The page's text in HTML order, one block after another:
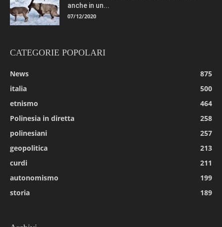
anche in un...
07/12/2020
CATEGORIE POPOLARI
News
875
italia
500
etnismo
464
Polinesia in diretta
258
polinesiani
257
geopolitica
213
curdi
211
autonomismo
199
storia
189